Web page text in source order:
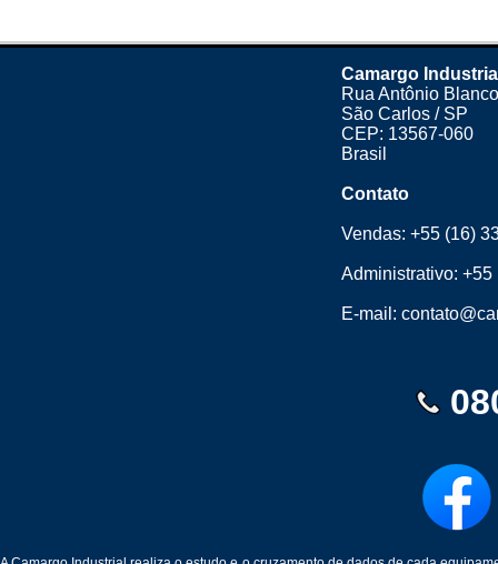
Camargo
Rua Antônio
São Carlos / SP
CEP: 13567-060
Brasil
Contato
Vendas:+55 (16)
Administrativo:+55
E-mail: